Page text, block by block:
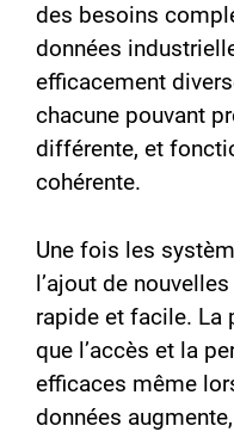
des besoins
données
efficacement
chacune pouvant
différente, et
cohérente.
Une fois les
l’ajout de
rapide et facile. La
que l’accès et la
efficaces même
données